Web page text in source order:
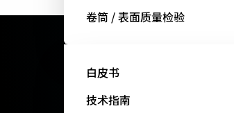
卷筒 / 表面质量检验
白皮书
技术指南
JAI的电子通讯提供有关产品
通讯都包含取消订阅链接。 您
政策。